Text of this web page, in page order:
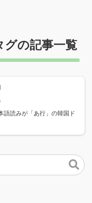
グの記事一覧
語読みが「あ行」の韓国ド